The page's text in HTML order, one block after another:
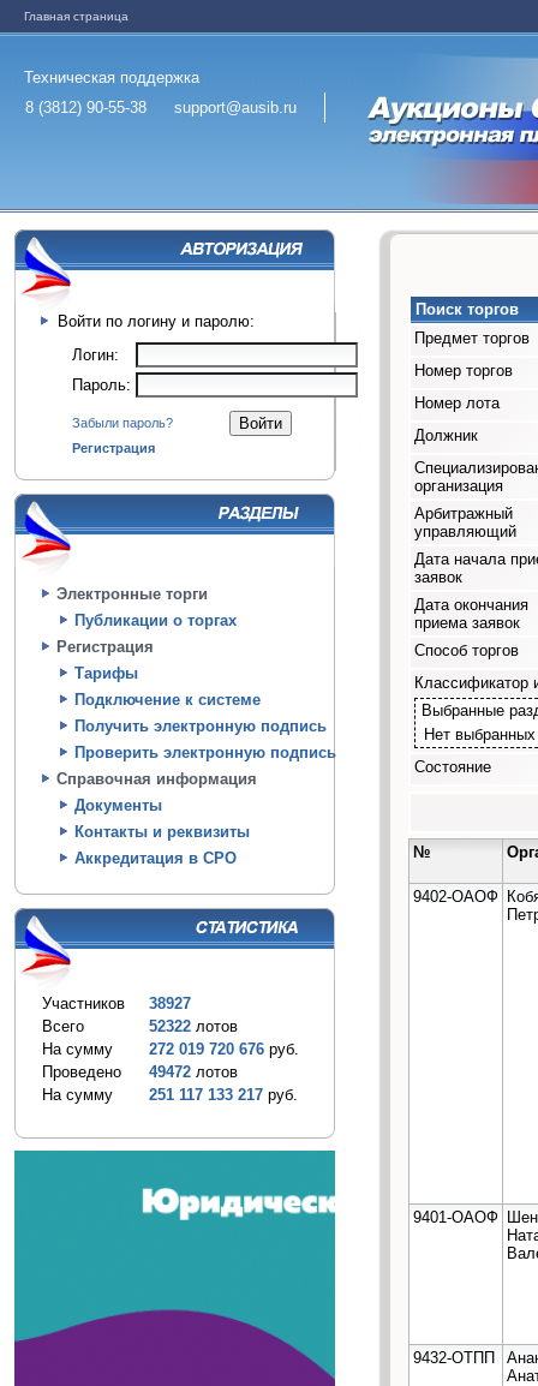
Главная страница
Техническая поддержка
8 (3812) 90-55-38
support@ausib.ru
Войти по логину и паролю:
Логин:
Пароль:
Забыли пароль?
Регистрация
Электронные торги
Публикации о торгах
Регистрация
Тарифы
Подключение к системе
Получить электронную подпись
Проверить электронную подпись
Справочная информация
Документы
Контакты и реквизиты
Аккредитация в СРО
Участников
38927
Всего
52322 лотов
На сумму
272 019 720 676 руб.
Проведено
49472 лотов
На сумму
251 117 133 217 руб.
Поиск торгов
Предмет торгов
Номер торгов
Номер лота
Должник
организация
Арбитражный
управляющий
Дата начала
заявок
Дата окончания
приема заявок
Способ торгов
Классификатор
Выбранные
Нет
Состояние
№
9402-ОАОФ
9401-ОАОФ
9432-ОТПП